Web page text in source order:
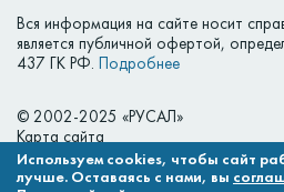
© 2002-2025 «РУСАЛ»
Карта сайта
Вся информация на сайте носит
является публичной офертой,
437 ГК РФ. Подробнее
Используем cookies, чтобы сайт
лучше. Оставаясь с нами, вы